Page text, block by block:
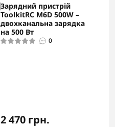
Зарядний пристрій
ToolkitRC M6D 500W –
двохканальна зарядка
на 500 Вт
0
2 470 грн.